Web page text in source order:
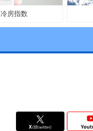
冷房指数